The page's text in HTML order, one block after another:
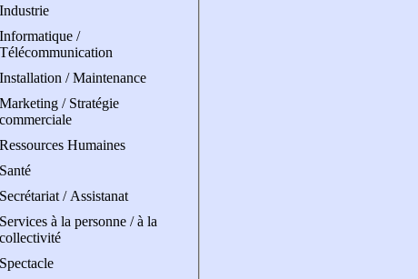
Industrie
Informatique /
Télécommunication
Installation / Maintenance
Marketing / Stratégie
commerciale
Ressources Humaines
Santé
Secrétariat / Assistanat
Services à la personne / à la
collectivité
Spectacle